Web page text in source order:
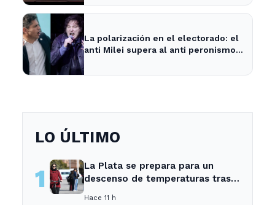
La polarización en el electorado: el
anti Milei supera al anti peronismo
LO ÚLTIMO
1
La Plata se prepara para un
descenso de temperaturas tras
Hace 11 h